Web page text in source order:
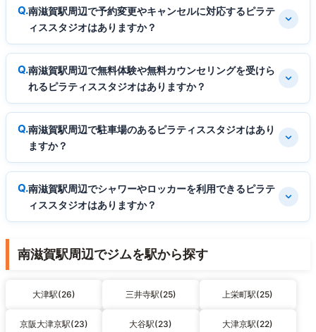
南滋賀駅周辺で予約変更やキャンセルに対応するピラテ
ィススタジオはありますか？
南滋賀駅周辺で無料体験や無料カウンセリングを受けら
れるピラティススタジオはありますか？
南滋賀駅周辺で駐車場のあるピラティススタジオはあり
ますか？
南滋賀駅周辺でシャワーやロッカーを利用できるピラテ
ィススタジオはありますか？
南滋賀駅周辺でジムを駅から探す
大津駅(26) 三井寺駅(25) 上栄町駅(25)
京阪大津京駅(23) 大谷駅(23) 大津京駅(22)